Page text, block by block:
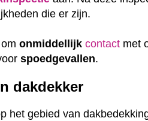
die er zijn.
omonmiddellijk contact met
spoedgevallen.
dakdekker
het gebied van